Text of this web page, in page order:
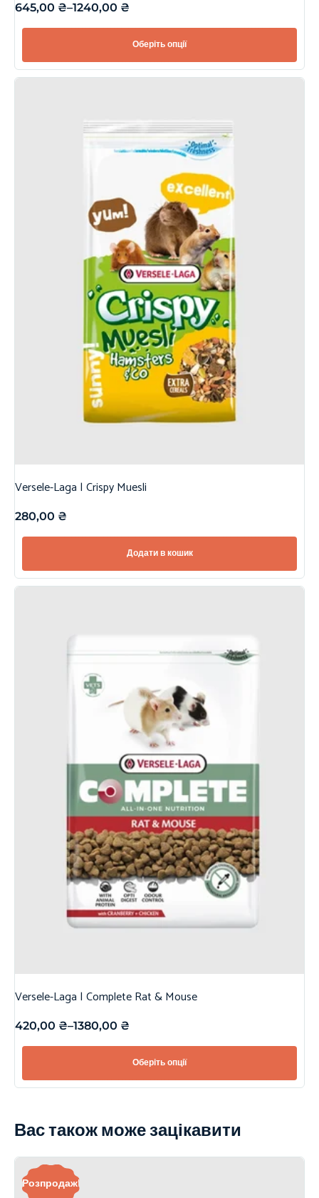
645,00 ₴–1240,00 ₴
Оберіть опції
Versele-Laga | Crispy Muesli
280,00 ₴
Додати в кошик
Versele-Laga | Complete Rat & Mouse
420,00 ₴–1380,00 ₴
Оберіть опції
Вас також може зацікавити
Розпродаж!